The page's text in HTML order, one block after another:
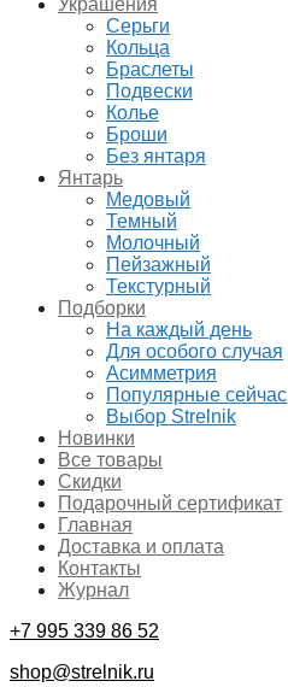
Серьги
Кольца
Браслеты
Подвески
Колье
Броши
Без янтаря
Янтарь
Медовый
Темный
Молочный
Пейзажный
Текстурный
Подборки
На каждый день
Для особого случая
Асимметрия
Популярные сейчас
Выбор Strelnik
Новинки
Все товары
Скидки
Подарочный сертификат
Главная
Доставка и оплата
Контакты
Журнал
+7 995 339 86 52
shop@strelnik.ru